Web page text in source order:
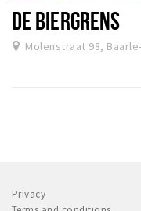
DE BIERGRENS
Molenstraat 98,
Privacy